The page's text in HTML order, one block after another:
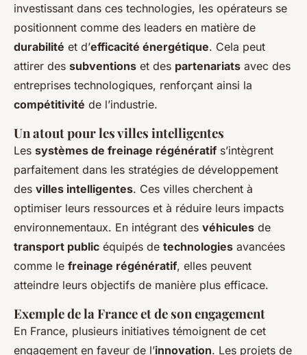
investissant dans ces technologies, les opérateurs se
positionnent comme des leaders en matière de
durabilité et d’efficacité énergétique. Cela peut
attirer des subventions et des partenariats avec des
entreprises technologiques, renforçant ainsi la
compétitivité de l’industrie.
Un atout pour les villes intelligentes
Les systèmes de freinage régénératif s’intègrent
parfaitement dans les stratégies de développement
des villes intelligentes. Ces villes cherchent à
optimiser leurs ressources et à réduire leurs impacts
environnementaux. En intégrant des véhicules de
transport public équipés de technologies avancées
comme le freinage régénératif, elles peuvent
atteindre leurs objectifs de manière plus efficace.
Exemple de la France et de son engagement
En France, plusieurs initiatives témoignent de cet
engagement en faveur de l’innovation. Les projets de